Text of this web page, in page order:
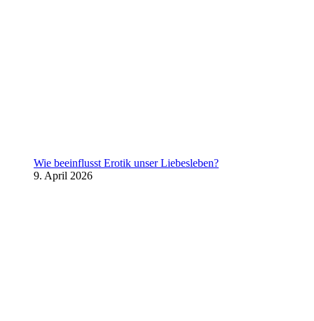
Wie beeinflusst Erotik unser Liebesleben?
9. April 2026